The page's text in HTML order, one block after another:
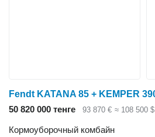
50 820 000 тенге 93 870 € ≈ 108 500 $
Кормоуборочный комбайн